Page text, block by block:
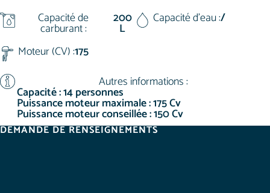
Capacité de
carburant :
200
L
Capacité d'eau :/
Moteur (CV) :175
Autres informations :
Capacité : 14 personnes
Puissance moteur maximale : 175 Cv
Puissance moteur conseillée : 150 Cv
DEMANDE DE RENSEIGNEMENTS